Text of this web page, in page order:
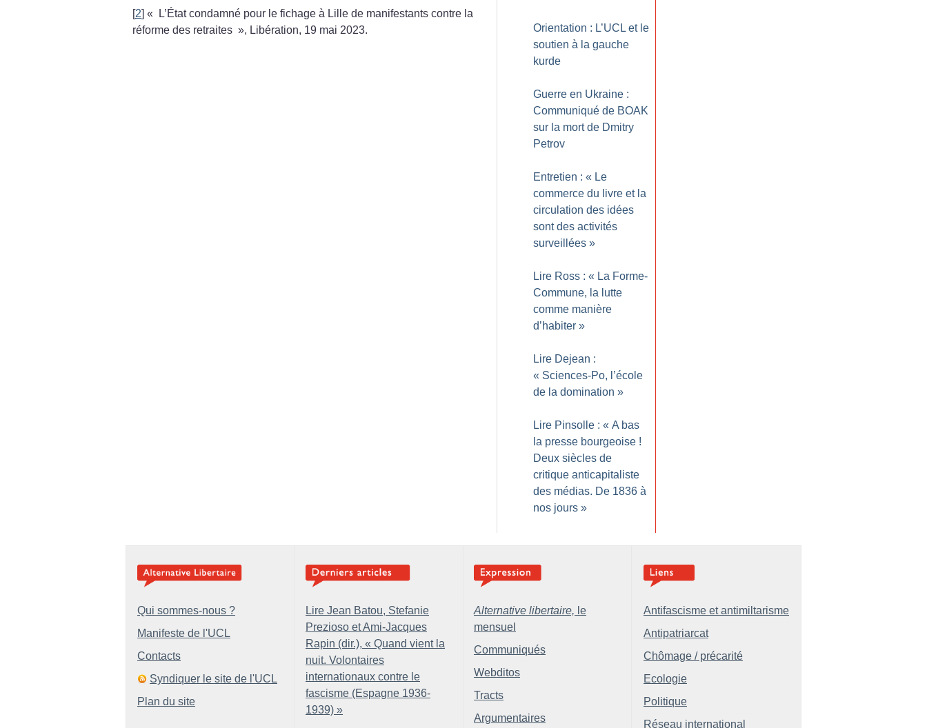
[2] «
L’État condamné pour le fichage à Lille de manifestants contre la
réforme des retraites », Libération, 19 mai 2023.
Orientation : L’UCL et le
soutien à la gauche
kurde
Guerre en Ukraine :
Communiqué de BOAK
sur la mort de Dmitry
Petrov
Entretien : « Le
commerce du livre et la
circulation des idées
sont des activités
surveillées »
Lire Ross : « La Forme-
Commune, la lutte
comme manière
d’habiter »
Lire Dejean :
« Sciences-Po, l’école
de la domination »
Lire Pinsolle : « A bas
la presse bourgeoise !
Deux siècles de
critique anticapitaliste
des médias. De 1836 à
nos jours »
Qui sommes-nous ?
Manifeste de l'UCL
Contacts
Syndiquer le site de l'UCL
Plan du site
Lire Jean Batou, Stefanie
Prezioso et Ami-Jacques
Rapin (dir.), « Quand vient la
nuit. Volontaires
internationaux contre le
fascisme (Espagne 1936-
1939) »
Alternative libertaire, le
mensuel
Communiqués
Webditos
Tracts
Argumentaires
Antifascisme et antimiltarisme
Antipatriarcat
Chômage / précarité
Ecologie
Politique
Réseau international